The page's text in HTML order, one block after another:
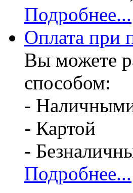
Подробнее...
Оплата при
Вы можете
способом:
-
- Картой
-
Подробнее...